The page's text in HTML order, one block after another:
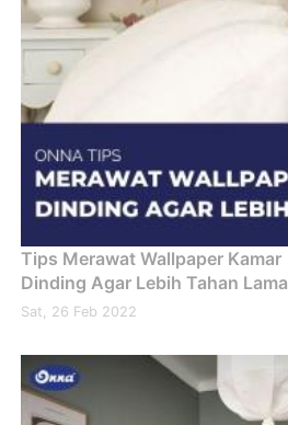
Tips Merawat Wallpaper Kamar
Dinding Agar Lebih Tahan Lama
Sat, 26 Feb 2022